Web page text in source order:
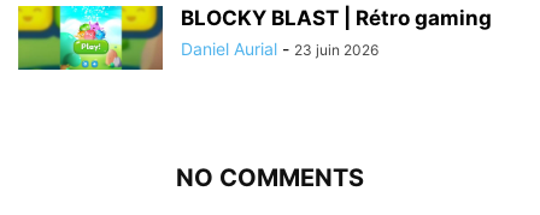
BLOCKY BLAST | Rétro gaming
Daniel Aurial - 23 juin 2026
NO COMMENTS